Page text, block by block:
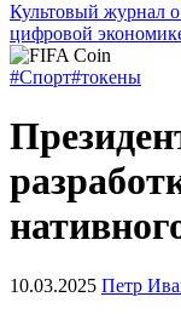
Культовый журнал
цифровой
#Спорт#токены
10.03.2025 Петр